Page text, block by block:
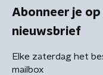
Abonneer je
nieuwsbrief
Elke zaterdag het
mailbox